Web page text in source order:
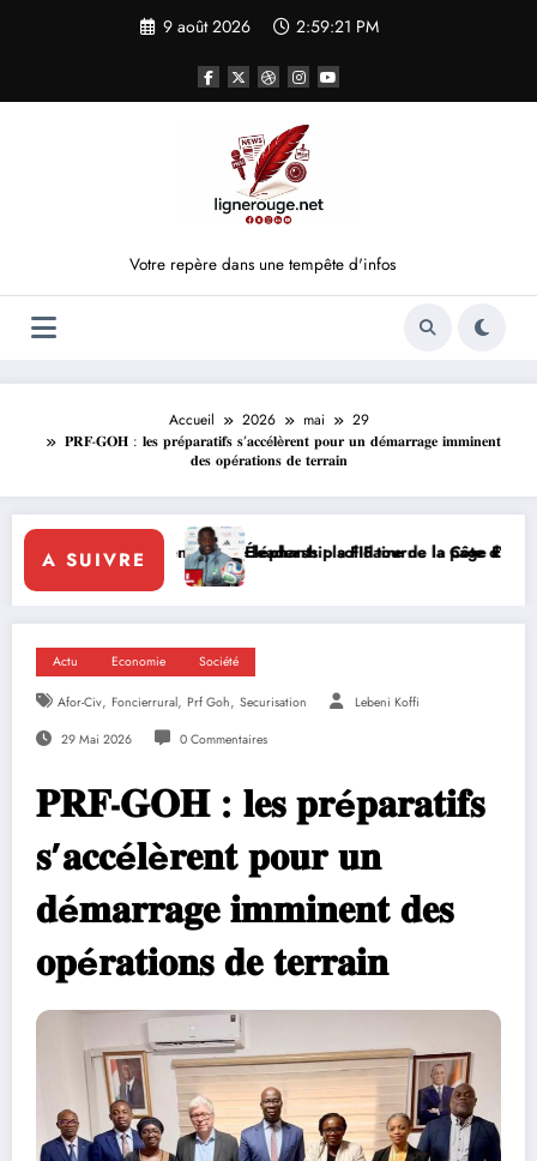
9 août 2026 2:59:21 PM
Votre repère dans une tempête d'infos
Accueil 2026 mai
29
𝐏𝐑𝐅-𝐆𝐎𝐇 : 𝐥𝐞𝐬 𝐩𝐫é𝐩𝐚𝐫𝐚𝐭𝐢𝐟𝐬 𝐬’𝐚𝐜𝐜é𝐥è𝐫𝐞𝐧𝐭 𝐩𝐨𝐮𝐫 𝐮𝐧 𝐝é𝐦𝐚𝐫𝐫𝐚𝐠𝐞 𝐢𝐦𝐦𝐢𝐧𝐞𝐧𝐭
𝐝𝐞𝐬 𝐨𝐩é𝐫𝐚𝐭𝐢𝐨𝐧𝐬 𝐝𝐞 𝐭𝐞𝐫𝐫𝐚𝐢𝐧
A SUIVRE
le leadership solidaire de la Côte d’Ivoire en Afrique
Éléphants : la FIF tourne la page Emerse Faé
Actu Economie Société
Afor-Civ, Foncierrural, Prf Goh, Securisation Lebeni Koffi
29 Mai 2026 0 Commentaires
𝐏𝐑𝐅-𝐆𝐎𝐇 : 𝐥𝐞𝐬 𝐩𝐫é𝐩𝐚𝐫𝐚𝐭𝐢𝐟𝐬
𝐬’𝐚𝐜𝐜é𝐥è𝐫𝐞𝐧𝐭 𝐩𝐨𝐮𝐫 𝐮𝐧
𝐝é𝐦𝐚𝐫𝐫𝐚𝐠𝐞 𝐢𝐦𝐦𝐢𝐧𝐞𝐧𝐭 𝐝𝐞𝐬
𝐨𝐩é𝐫𝐚𝐭𝐢𝐨𝐧𝐬 𝐝𝐞 𝐭𝐞𝐫𝐫𝐚𝐢𝐧